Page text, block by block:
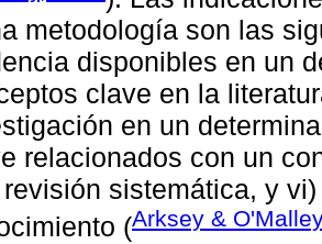
metodología son las
disponibles en un
clave en la
en un
relacionados con un
sistemática, y
(Arksey &